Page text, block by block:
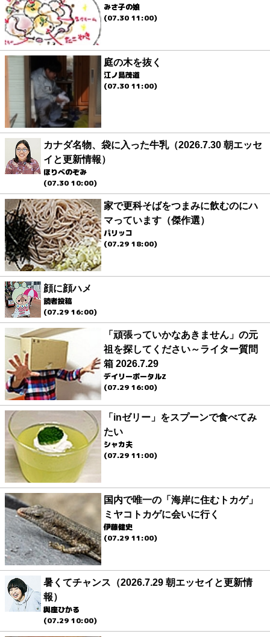
みさ子の娘
(07.30 11:00)
庭の木を抜く
江ノ島茂道
(07.30 11:00)
カナダ名物、袋に入った牛乳（2026.7.30 朝エッセ
イと更新情報）
ほりべのぞみ
(07.30 10:00)
家で更科そばをつまみに飲むのにハ
マっています（傑作選）
パリッコ
(07.29 18:00)
顔に顔ハメ
読者投稿
(07.29 16:00)
「頑張っていかなあきません」の元
祖を探してください～ライター質問
箱 2026.7.29
デイリーポータルZ
(07.29 16:00)
「inゼリー」をスプーンで食べてみ
たい
シャカ夫
(07.29 11:00)
国内で唯一の「海岸に住むトカゲ」
ミヤコトカゲに会いに行く
伊藤健史
(07.29 11:00)
暑くてチャンス（2026.7.29 朝エッセイと更新情
報）
與座ひかる
(07.29 10:00)